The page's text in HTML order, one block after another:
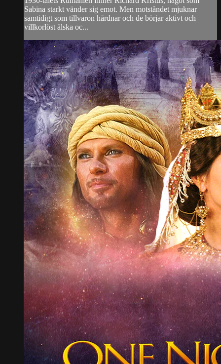
Sabina starkt vänder sig emot. Men motståndet mjuknar
samtidigt som tillvaron hårdnar och de börjar aktivt och
villkorlöst älska oc...